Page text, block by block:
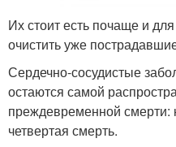
Их стоит есть почаще и
очистить уже
Сердечно-сосудистые
остаются самой
преждевременной смерти:
четвертая смерть.